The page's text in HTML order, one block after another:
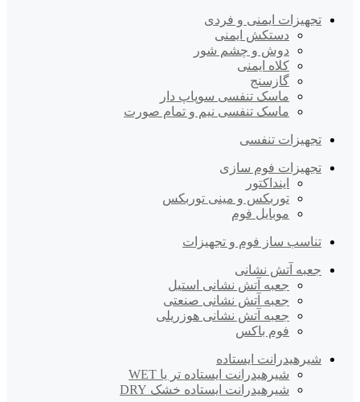
تجهیزات ایمنی و فردی
دستکش ایمنی
دوش و چشم شور
کلاه ایمنی
گازسنج
ماسک تنفسی سوپاپ دار
ماسک تنفسی نیم و تمام صورت
تجهیزات تنفسی
تجهیزات فوم سازی
اینداکتور
توربکس و مینی توربکس
موبایل فوم
تناسب ساز فوم و تجهیزات
جعبه آتش نشانی
جعبه آتش نشانی استیل
جعبه آتش نشانی صنعتی
جعبه آتش نشانی هوزریلی
فوم باکس
شیرهیدرانت ایستاده
شیرهیدرانت ایستاده تر یا WET
شیرهیدرانت ایستاده خشک DRY